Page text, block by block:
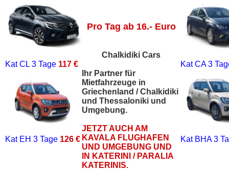
Kat CL 3 Tage 117 €
Kat EH 3 Tage 126 €
Pro Tag ab 16.- Euro
Chalkidiki Cars
Ihr Partner für
Mietfahrzeuge in
Griechenland / Chalkidiki
und Thessaloniki und
Umgebung.
JETZT AUCH AM
KAVALA FLUGHAFEN
UND UMGEBUNG UND
IN KATERINI / PARALIA
KATERINIS.
Kat CA3
Kat BHA3